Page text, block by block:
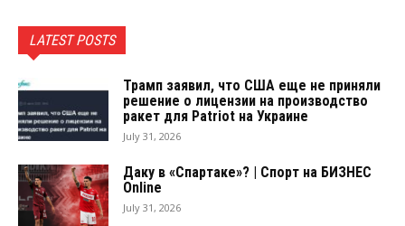
LATEST POSTS
Трамп заявил, что США еще не приняли
решение о лицензии на производство
ракет для Patriot на Украине
July 31, 2026
Даку в «Спартаке»? | Спорт на БИЗНЕС
Online
July 31, 2026